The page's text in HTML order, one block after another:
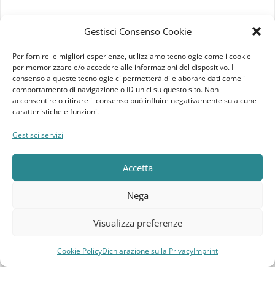
Gestisci Consenso Cookie
Per fornire le migliori esperienze, utilizziamo tecnologie come i cookie
per memorizzare e/o accedere alle informazioni del dispositivo. Il
consenso a queste tecnologie ci permetterà di elaborare dati come il
comportamento di navigazione o ID unici su questo sito. Non
acconsentire o ritirare il consenso può influire negativamente su alcune
caratteristiche e funzioni.
Gestisci servizi
Accetta
Nega
Visualizza preferenze
Cookie PolicyDichiarazione sulla PrivacyImprint
Disconoscimento
Pagine Dedicate
Raffrescatori Evaporativi Industriali
Lista dei desideri
CarrelloMenu